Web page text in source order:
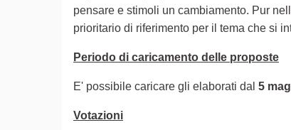
pensare e stimoli un cambiamento. Pur
prioritario di riferimento per il tema che si
Periodo di caricamento delle proposte
E' possibile caricare gli elaborati dal 5
Votazioni